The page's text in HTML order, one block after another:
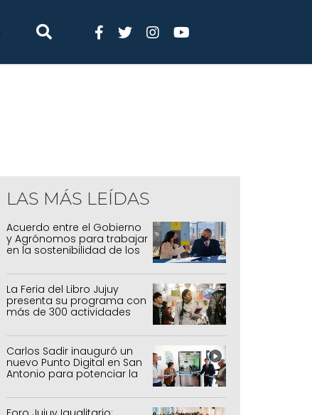
LAS MÁS LEÍDAS
Acuerdo entre el Gobierno
y Agrónomos para trabajar
en la sostenibilidad de los
agrícolas, pecuarios y
forestal
La Feria del Libro Jujuy
presenta su programa con
más de 300 actividades
Carlos Sadir inauguró un
nuevo Punto Digital en San
Antonio para potenciar la
inclusión tecnológica